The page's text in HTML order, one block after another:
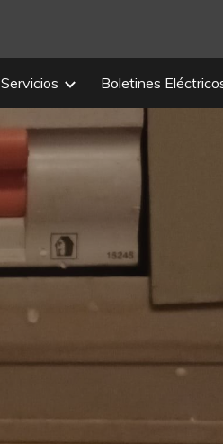
Servicios Boletines